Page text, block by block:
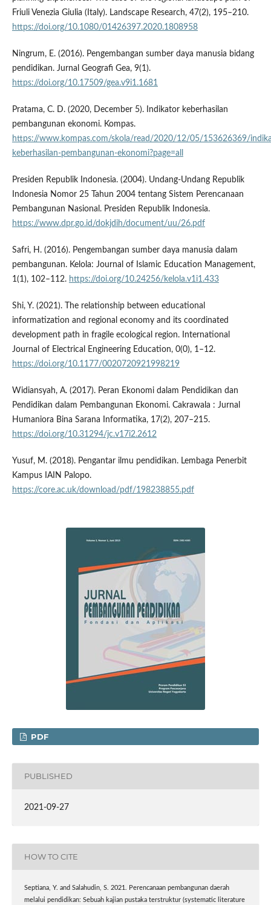
Friuli Venezia Giulia (Italy). Landscape Research, 47(2), 195–210.
https://doi.org/10.1080/01426397.2020.1808958
Ningrum, E. (2016). Pengembangan sumber daya manusia bidang
pendidikan. Jurnal Geografi Gea, 9(1).
https://doi.org/10.17509/gea.v9i1.1681
Pratama, C. D. (2020, December 5). Indikator keberhasilan
pembangunan ekonomi. Kompas.
https://www.kompas.com/skola/read/2020/12/05/153626369/
keberhasilan-pembangunan-ekonomi?page=all
Presiden Republik Indonesia. (2004). Undang-Undang Republik
Indonesia Nomor 25 Tahun 2004 tentang Sistem Perencanaan
Pembangunan Nasional. Presiden Republik Indonesia.
https://www.dpr.go.id/dokjdih/document/uu/26.pdf
Safri, H. (2016). Pengembangan sumber daya manusia dalam
pembangunan. Kelola: Journal of Islamic Education Management,
1(1), 102–112. https://doi.org/10.24256/kelola.v1i1.433
Shi, Y. (2021). The relationship between educational
informatization and regional economy and its coordinated
development path in fragile ecological region. International
Journal of Electrical Engineering Education, 0(0), 1–12.
https://doi.org/10.1177/0020720921998219
Widiansyah, A. (2017). Peran Ekonomi dalam Pendidikan dan
Pendidikan dalam Pembangunan Ekonomi. Cakrawala : Jurnal
Humaniora Bina Sarana Informatika, 17(2), 207–215.
https://doi.org/10.31294/jc.v17i2.2612
Yusuf, M. (2018). Pengantar ilmu pendidikan. Lembaga Penerbit
Kampus IAIN Palopo.
https://core.ac.uk/download/pdf/198238855.pdf
PDF
PUBLISHED
2021-09-27
HOW TO CITE
Septiana, Y. and Salahudin, S. 2021. Perencanaan pembangunan daerah
melalui pendidikan: Sebuah kajian pustaka terstruktur (systematic literature